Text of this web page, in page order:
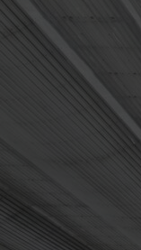
lana
V případě, že jste v
požadovanou činnost,
Díky naší specializaci
problém zajistit
každé zakázce
dní v týdnu 24 hodin
klientem je